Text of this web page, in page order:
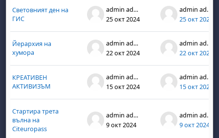
Световният ден на
ГИС
admin admin
25 окт 2024
admin admin
25 окт 2024
Йерархия на
хумора
admin admin
22 окт 2024
admin admin
22 окт 2024
КРЕАТИВЕН
АКТИВИЗЪМ
admin admin
15 окт 2024
admin admin
15 окт 2024
Стартира трета
вълна на
Citeuropass
admin admin
9 окт 2024
admin admin
9 окт 2024